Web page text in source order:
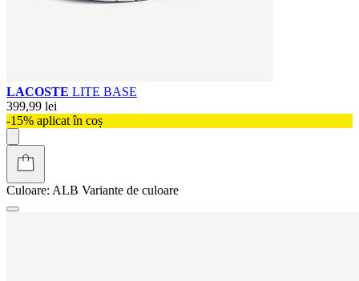
LACOSTE LITE BASE
399,99 lei
-15% aplicat în coș
Culoare: ALB Variante de culoare